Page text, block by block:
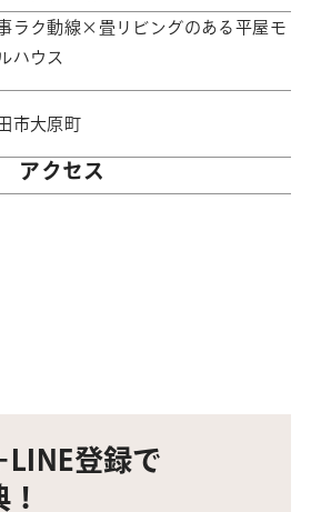
ラク動線×畳リビングのある平屋モ
ハウス
市大原町
アクセス
LINE登録で